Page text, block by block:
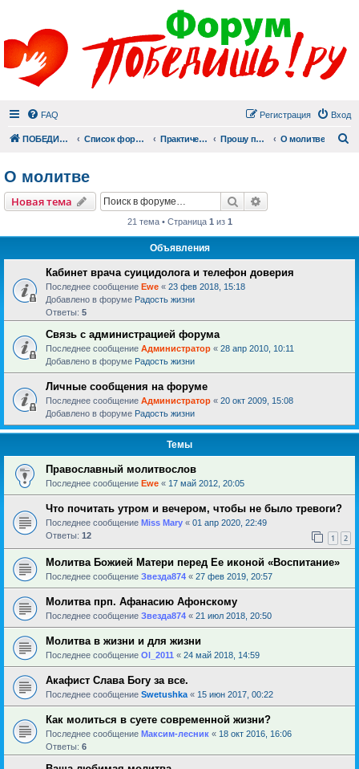
FAQ Вход
Регистрация
ПОБЕДИШЬ.РУ Список форумов Практический раздел Прошу помолиться О молитве
О молитве
Новая тема Поиск
21 тема • Страница 1 из 1
Объявления
Кабинет врача суицидолога и телефон доверия
Последнее сообщение Ewe « 23 фев 2018, 15:18
Добавлено в форуме Радость жизни
Ответы: 5
Связь с администрацией форума
Последнее сообщение Администратор « 28 апр 2010, 10:11
Добавлено в форуме Радость жизни
Личные сообщения на форуме
Последнее сообщение Администратор « 20 окт 2009, 15:08
Добавлено в форуме Радость жизни
Темы
Православный молитвослов
Последнее сообщение Ewe « 17 май 2012, 20:05
Что почитать утром и вечером, чтобы не было тревоги?
Последнее сообщение Miss Mary « 01 апр 2020, 22:49
Ответы: 12 1 2
Молитва Божией Матери перед Ее иконой «Воспитание»
Последнее сообщение Звезда874 « 27 фев 2019, 20:57
Молитва прп. Афанасию Афонскому
Последнее сообщение Звезда874 « 21 июл 2018, 20:50
Молитва в жизни и для жизни
Последнее сообщение Ol_2011 « 24 май 2018, 14:59
Акафист Слава Богу за все.
Последнее сообщение Swetushka « 15 июн 2017, 00:22
Как молиться в суете современной жизни?
Последнее сообщение Максим-лесник « 18 окт 2016, 16:06
Ответы: 6